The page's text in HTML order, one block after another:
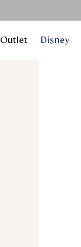
Outlet Disney